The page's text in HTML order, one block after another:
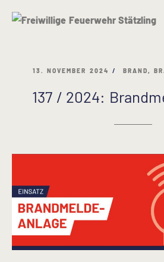
13. NOVEMBER 2024 BRAND,
137 / 2024: